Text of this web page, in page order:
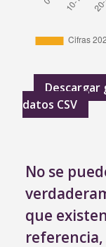
Descargar
datos CSV
No se
que